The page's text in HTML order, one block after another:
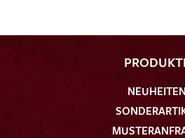
NEUHEITEN